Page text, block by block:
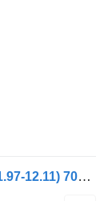
Flexible de climatisation Volvo B12B (01.97-12.11) 70302878 pour Volvo B6, B7, B9, B10, B12 bus (1978-2011)